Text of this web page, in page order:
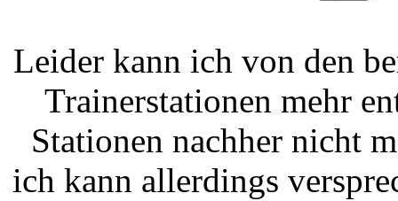
Leider kann ich von den
Trainerstationen mehr
Stationen nachher nicht
ich kann allerdings